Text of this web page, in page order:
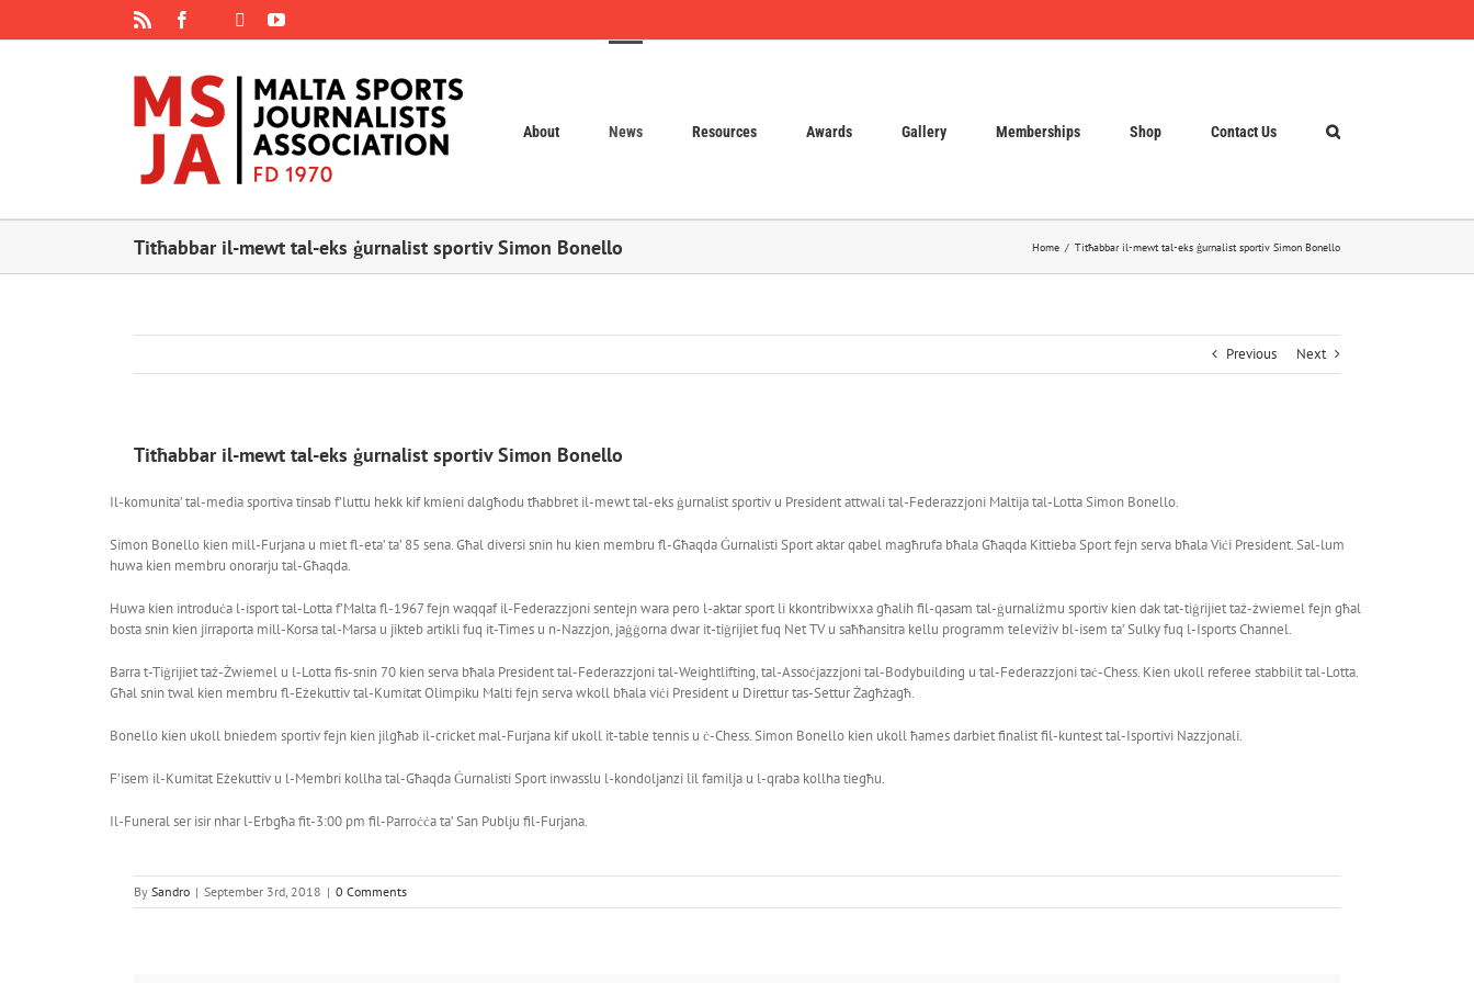
Facebook
Instagram YouTube
About News Resources Awards Gallery Memberships Shop Contact Us
Titħabbar il-mewt tal-eks ġurnalist sportiv Simon Bonello Home Titħabbar il-mewt tal-eks ġurnalist sportiv Simon Bonello
Previous Next
Titħabbar il-mewt tal-eks ġurnalist sportiv Simon Bonello
Il-komunita’ tal-media sportiva tinsab f’luttu hekk kif kmieni dalgħodu tħabbret il-mewt tal-eks ġurnalist sportiv u President attwali tal-Federazzjoni Maltija tal-Lotta Simon Bonello.
Simon Bonello kien mill-Furjana u miet fl-eta’ ta’ 85 sena. Għal diversi snin hu kien membru fl-Għaqda Ġurnalisti Sport aktar qabel magħrufa bħala Għaqda Kittieba Sport fejn serva bħala Viċi President. Sal-lum
huwa kien membru onorarju tal-Għaqda.
Huwa kien introduċa l-isport tal-Lotta f’Malta fl-1967 fejn waqqaf il-Federazzjoni sentejn wara pero l-aktar sport li kkontribwixxa għalih fil-qasam tal-ġurnaliżmu sportiv kien dak tat-tiġrijiet taż-żwiemel fejn għal
bosta snin kien jirraporta mill-Korsa tal-Marsa u jikteb artikli fuq it-Times u n-Nazzjon, jaġġorna dwar it-tiġrijiet fuq Net TV u saħħansitra kellu programm televiżiv bl-isem ta’ Sulky fuq l-Isports Channel.
Barra t-Tiġrijiet taż-Żwiemel u l-Lotta fis-snin 70 kien serva bħala President tal-Federazzjoni tal-Weightlifting, tal-Assoċjazzjoni tal-Bodybuilding u tal-Federazzjoni taċ-Chess. Kien ukoll referee stabbilit tal-Lotta.
Għal snin twal kien membru fl-Eżekuttiv tal-Kumitat Olimpiku Malti fejn serva wkoll bħala viċi President u Direttur tas-Settur Żagħżagħ.
Bonello kien ukoll bniedem sportiv fejn kien jilgħab il-cricket mal-Furjana kif ukoll it-table tennis u ċ-Chess. Simon Bonello kien ukoll ħames darbiet finalist fil-kuntest tal-Isportivi Nazzjonali.
F’isem il-Kumitat Eżekuttiv u l-Membri kollha tal-Għaqda Ġurnalisti Sport inwasslu l-kondoljanzi lil familja u l-qraba kollha tiegħu.
Il-Funeral ser isir nhar l-Erbgħa fit-3:00 pm fil-Parroċċa ta’ San Publju fil-Furjana.
By Sandro | September 3rd, 2018 | 0 Comments